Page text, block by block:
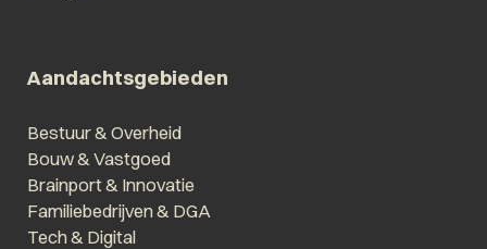
Aandachtsgebieden
Bestuur & Overheid
Bouw & Vastgoed
Brainport & Innovatie
Familiebedrijven & DGA
Tech & Digital